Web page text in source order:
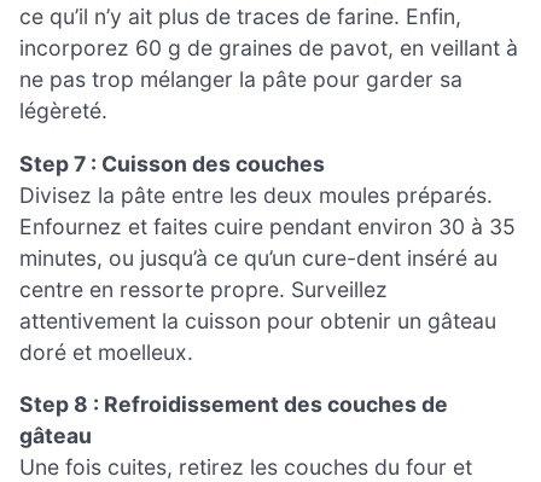
ce qu’il n’y ait plus de traces de farine. Enfin,
incorporez 60 g de graines de pavot, en veillant à
ne pas trop mélanger la pâte pour garder sa
légèreté.
Step 7 : Cuisson des couches
Divisez la pâte entre les deux moules préparés.
Enfournez et faites cuire pendant environ 30 à 35
minutes, ou jusqu’à ce qu’un cure-dent inséré au
centre en ressorte propre. Surveillez
attentivement la cuisson pour obtenir un gâteau
doré et moelleux.
Step 8 : Refroidissement des couches de
gâteau
Une fois cuites, retirez les couches du four et